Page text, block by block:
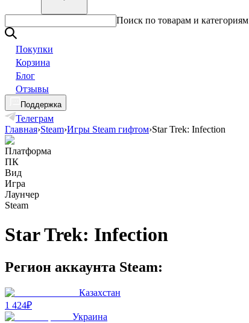
Поиск по товарам и категориям
Покупки
Корзина
Блог
Отзывы
Поддержка
Телеграм
Главная›Steam›Игры Steam гифтом›Star Trek: Infection
Платформа
ПК
Вид
Игра
Лаунчер
Steam
Star Trek: Infection
Регион аккаунта Steam:
Казахстан
1 424₽
Украина